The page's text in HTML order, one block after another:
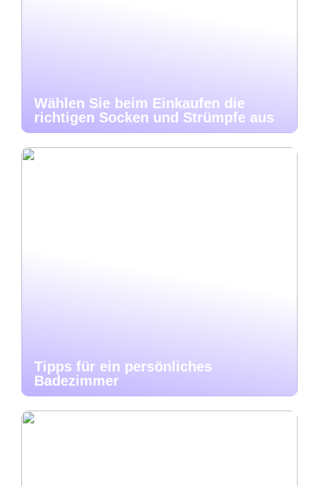
Wählen Sie beim Einkaufen die
richtigen Socken und Strümpfe aus
Tipps für ein persönliches
Badezimmer